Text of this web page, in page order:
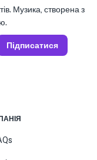
Музика, створена з
Підписатися